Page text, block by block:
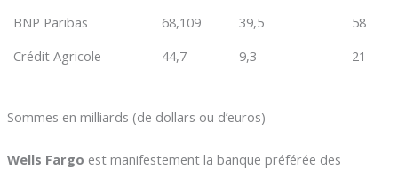
BNP Paribas
68,109 39,5
58
Crédit Agricole
44,7 9,3 21
Sommes en milliards (de dollars ou d’euros)
Wells Fargo est manifestement la banque préférée des